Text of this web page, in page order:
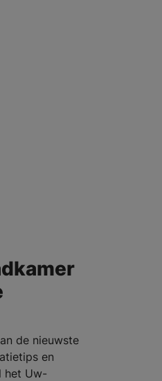
de nieuwste
en
het Uw-